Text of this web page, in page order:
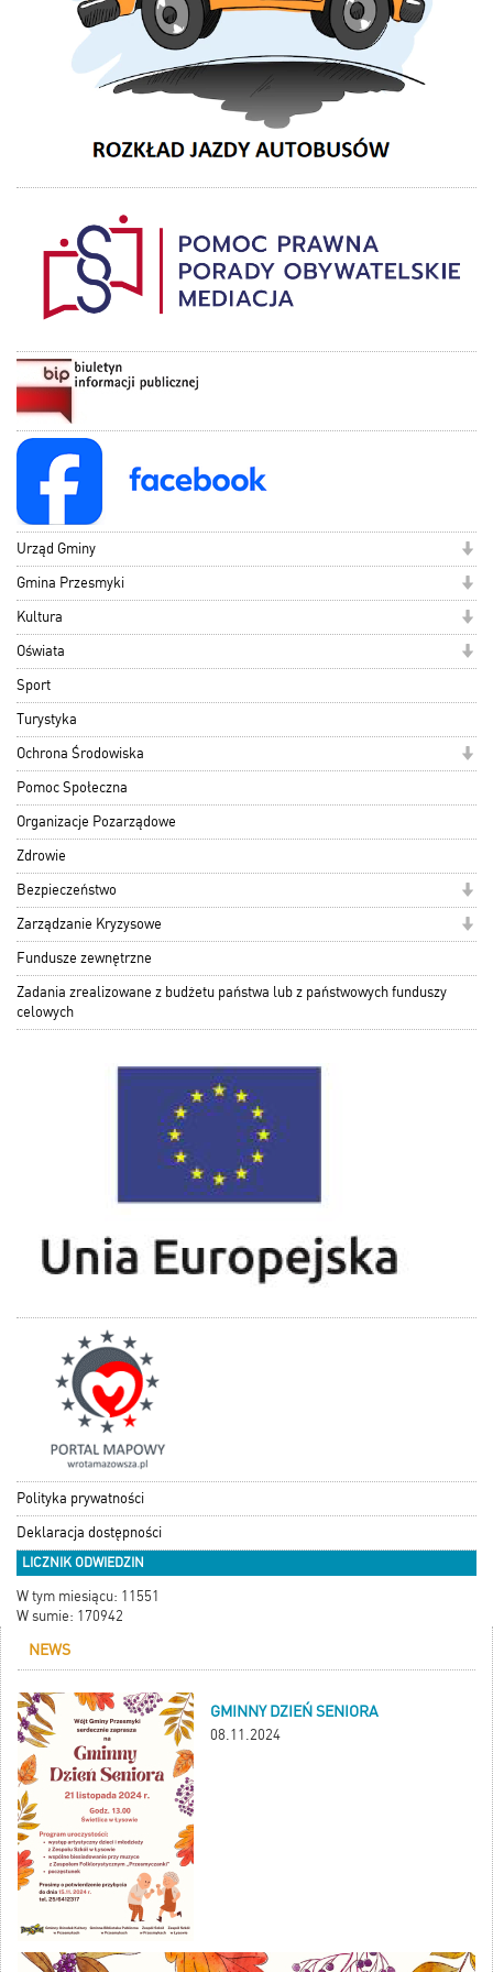
Urząd Gminy
Gmina Przesmyki
Kultura
Oświata
Sport
Turystyka
Ochrona Środowiska
Pomoc Społeczna
Organizacje Pozarządowe
Zdrowie
Bezpieczeństwo
Zarządzanie Kryzysowe
Fundusze zewnętrzne
Zadania zrealizowane z budżetu państwa lub z państwowych funduszy
celowych
Polityka prywatności
Deklaracja dostępności
LICZNIK ODWIEDZIN
W tym miesiącu: 11551
W sumie: 170942
NEWS
GMINNY DZIEŃ SENIORA
08.11.2024